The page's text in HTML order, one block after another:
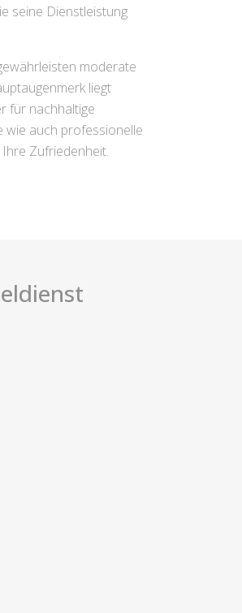
seine Dienstleistung
moderate
liegt
für nachhaltige
wie auch professionelle
Zufriedenheit.